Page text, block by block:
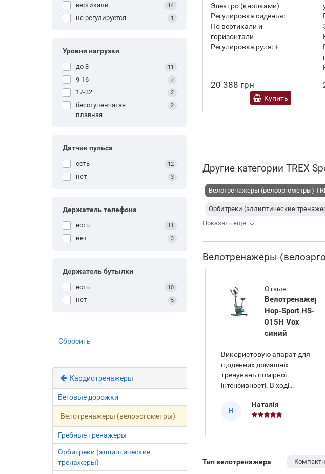
вертикали 14
не регулируется 1
Уровни нагрузки
до 8 11
9-16 7
17-32 2
бесступенчатая
плавная
2
Датчик пульса
есть 12
нет 3
Держатель телефона
есть 11
нет 3
Держатель бутылки
есть 10
нет 5
Сбросить
Кардиотренажеры
Беговые дорожки
Велотренажеры (велоэргометры)
Гребные тренажеры
Орбитреки (эллиптические
тренажеры)
Электро (кнопками)
Регулировка сиденья:
По вертикали и
горизонтали
Регулировка руля:+
20 388 грн
Купить
Другие категории TREX
Велотренажеры (велоэргометры)
Орбитреки (эллиптические
Кардиотренажеры TREX Sport
Показать еще
Велотренажеры
Отзыв
Велотренажер
Hop-Sport HS-
015H Vox
синий
Використовую апарат для
щоденних домашніх
тренувань помірної
інтенсивності. В ході
Hop-Sport HS-015H Vox
(синій) зарекомендував себе
Завдяки продуманому
безшумний хід педалей, що
Н
Наталія
Тип велотренажера -